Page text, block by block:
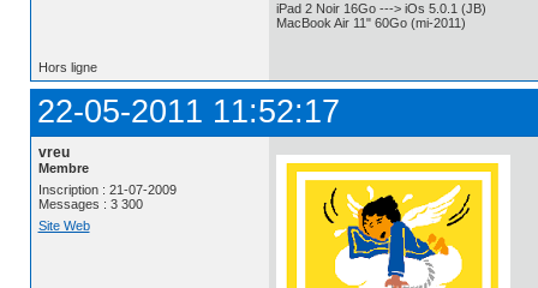
iPad 2 Noir 16Go ---> iOs 5.0.1 (JB)
MacBook Air 11" 60Go (mi-2011)
Hors ligne
22-05-2011 11:52:17
vreu
Membre
Inscription : 21-07-2009
Messages : 3 300
Site Web